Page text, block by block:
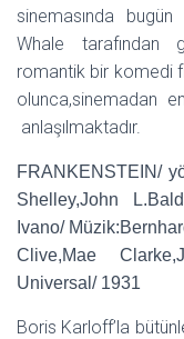
sinemasında
Whale tarafından
romantik bir komedi
olunca,sinemadan
anlaşılmaktadır.
FRANKENSTEIN/
Shelley,John
Ivano/
Clive,Mae
Universal/ 1931
Boris Karloff’la